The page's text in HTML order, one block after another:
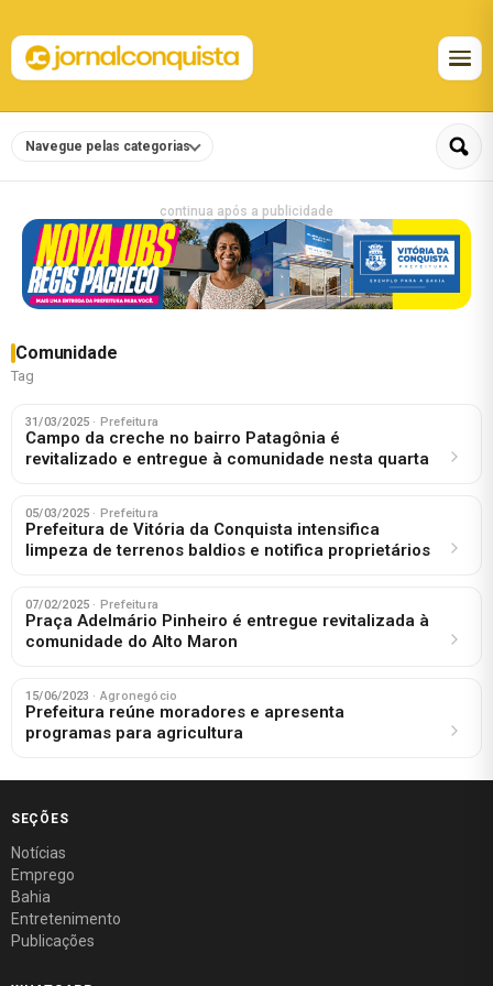
Navegue pelas categorias
continua após a publicidade
Comunidade
Tag
31/03/2025 · Prefeitura
Campo da creche no bairro Patagônia é
revitalizado e entregue à comunidade nesta quarta
05/03/2025 · Prefeitura
Prefeitura de Vitória da Conquista intensifica
limpeza de terrenos baldios e notifica proprietários
07/02/2025 · Prefeitura
Praça Adelmário Pinheiro é entregue revitalizada à
comunidade do Alto Maron
15/06/2023 · Agronegócio
Prefeitura reúne moradores e apresenta
programas para agricultura
SEÇÕES
Notícias
Emprego
Bahia
Entretenimento
Publicações